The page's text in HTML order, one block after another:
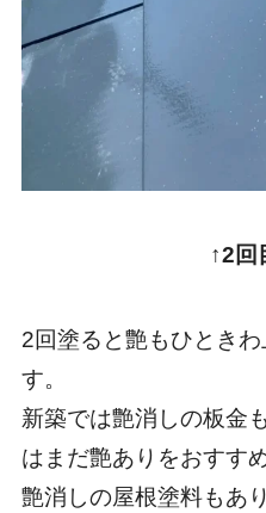
↑2回
2回塗ると艶もひとき
す。
新築では艶消しの板金
はまだ艶ありをおすす
艶消しの屋根塗料もあ